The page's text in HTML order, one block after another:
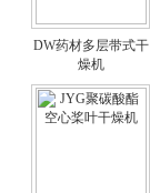
DW药材多层带式干
燥机